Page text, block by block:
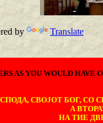
by Translate
AS YOU WOULD HAVE
СВОЈОТ БОГ, СО
А
НА ТИЕ